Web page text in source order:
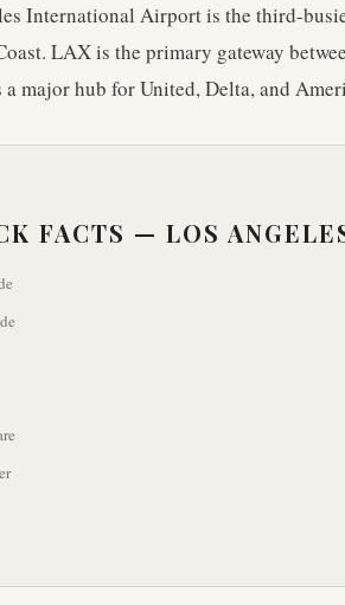
International Airport is the third-
LAX is the primary gateway
a major hub for United, Delta, and
FACTS — LOS